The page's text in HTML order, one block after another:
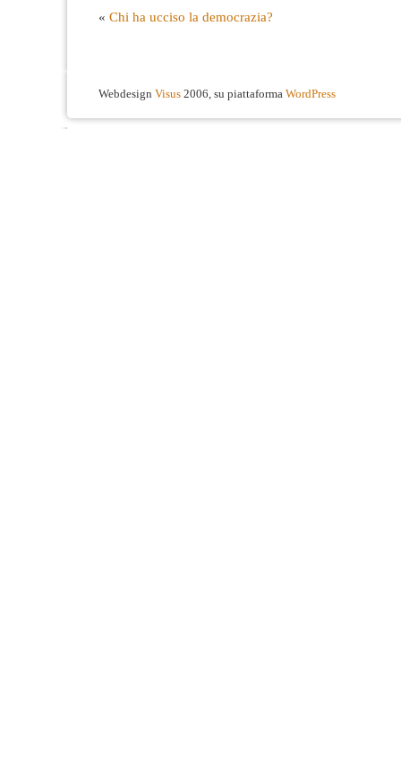
« Chi ha ucciso la democrazia?
Webdesign Visus 2006, su piattaforma WordPress